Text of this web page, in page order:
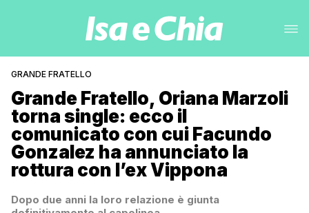
GRANDE FRATELLO
Grande Fratello, Oriana Marzoli
torna single: ecco il
comunicato con cui Facundo
Gonzalez ha annunciato la
rottura con l’ex Vippona
Dopo due anni la loro relazione è giunta